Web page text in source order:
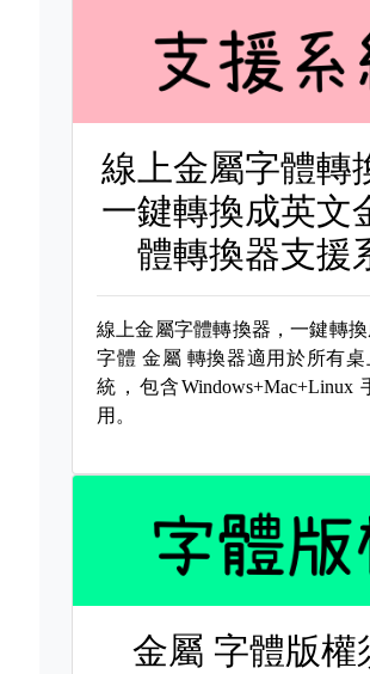
線上金屬字體轉
一鍵轉換成英文
體轉換器支援
線上金屬字體轉換器，一鍵轉
字體 金屬 轉換器適用於所有桌
統，包含Windows+Mac+Linux
用。
金屬 字體版權